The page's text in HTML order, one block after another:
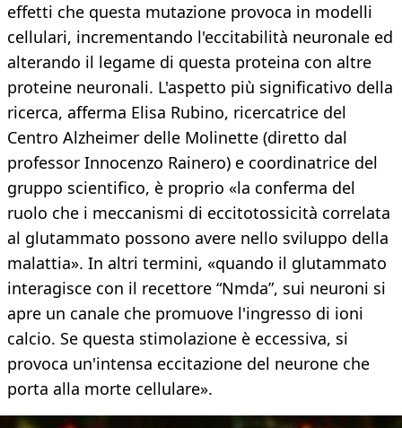
effetti che questa mutazione provoca in modelli
cellulari, incrementando l'eccitabilità neuronale ed
alterando il legame di questa proteina con altre
proteine neuronali. L'aspetto più significativo della
ricerca, afferma Elisa Rubino, ricercatrice del
Centro Alzheimer delle Molinette (diretto dal
professor Innocenzo Rainero) e coordinatrice del
gruppo scientifico, è proprio «la conferma del
ruolo che i meccanismi di eccitotossicità correlata
al glutammato possono avere nello sviluppo della
malattia». In altri termini, «quando il glutammato
interagisce con il recettore “Nmda”, sui neuroni si
apre un canale che promuove l'ingresso di ioni
calcio. Se questa stimolazione è eccessiva, si
provoca un'intensa eccitazione del neurone che
porta alla morte cellulare».